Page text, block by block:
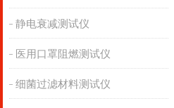
静电衰减测试仪
医用口罩阻燃测试仪
细菌过滤材料测试仪